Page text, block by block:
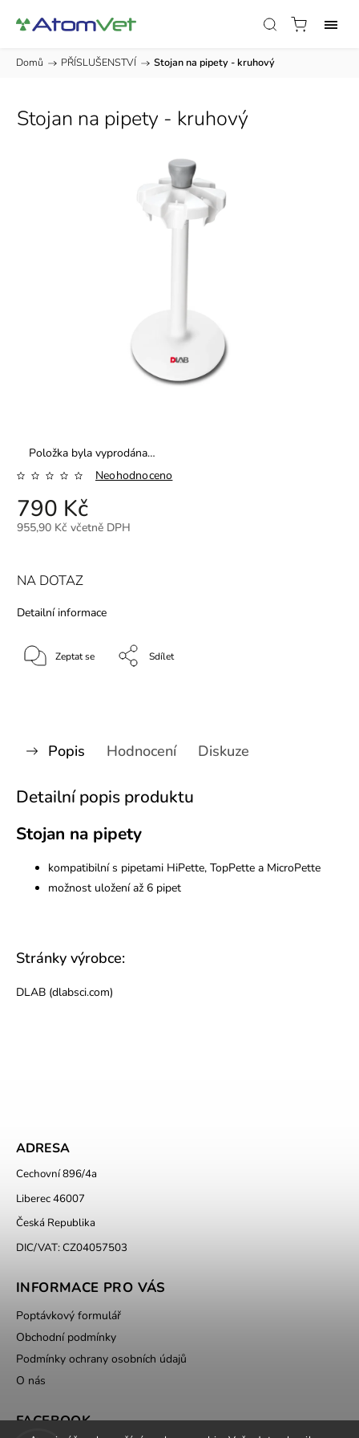
Domů / PŘÍSLUŠENSTVÍ / Stojan na pipety - kruhový
Stojan na pipety - kruhový
Položka byla vyprodána…
Neohodnoceno
790 Kč
955,90 Kč včetně DPH
NA DOTAZ
Detailní informace
Zeptat se Sdílet
Popis Hodnocení Diskuze
Detailní popis produktu
Stojan na pipety
kompatibilní s pipetami HiPette, TopPette a MicroPette
možnost uložení až 6 pipet
Stránky výrobce:
DLAB (dlabsci.com)
ADRESA
Cechovní 896/4a
Liberec 46007
Česká Republika
DIC/VAT: CZ04057503
INFORMACE PRO VÁS
Poptávkový formulář
Obchodní podmínky
Podmínky ochrany osobních údajů
O nás
FACEBOOK